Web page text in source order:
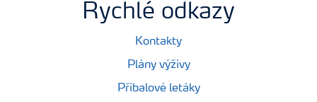
Rychlé odkazy
Kontakty
Plány výživy
Příbalové letáky